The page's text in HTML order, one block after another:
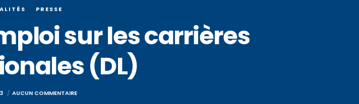
PRESSE
sur les carrières
(DL)
AUCUN COMMENTAIRE